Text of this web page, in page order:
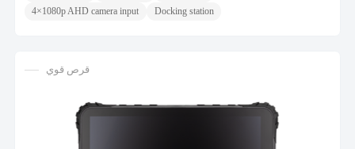
4×1080p AHD camera input
Docking station
قرص قوي